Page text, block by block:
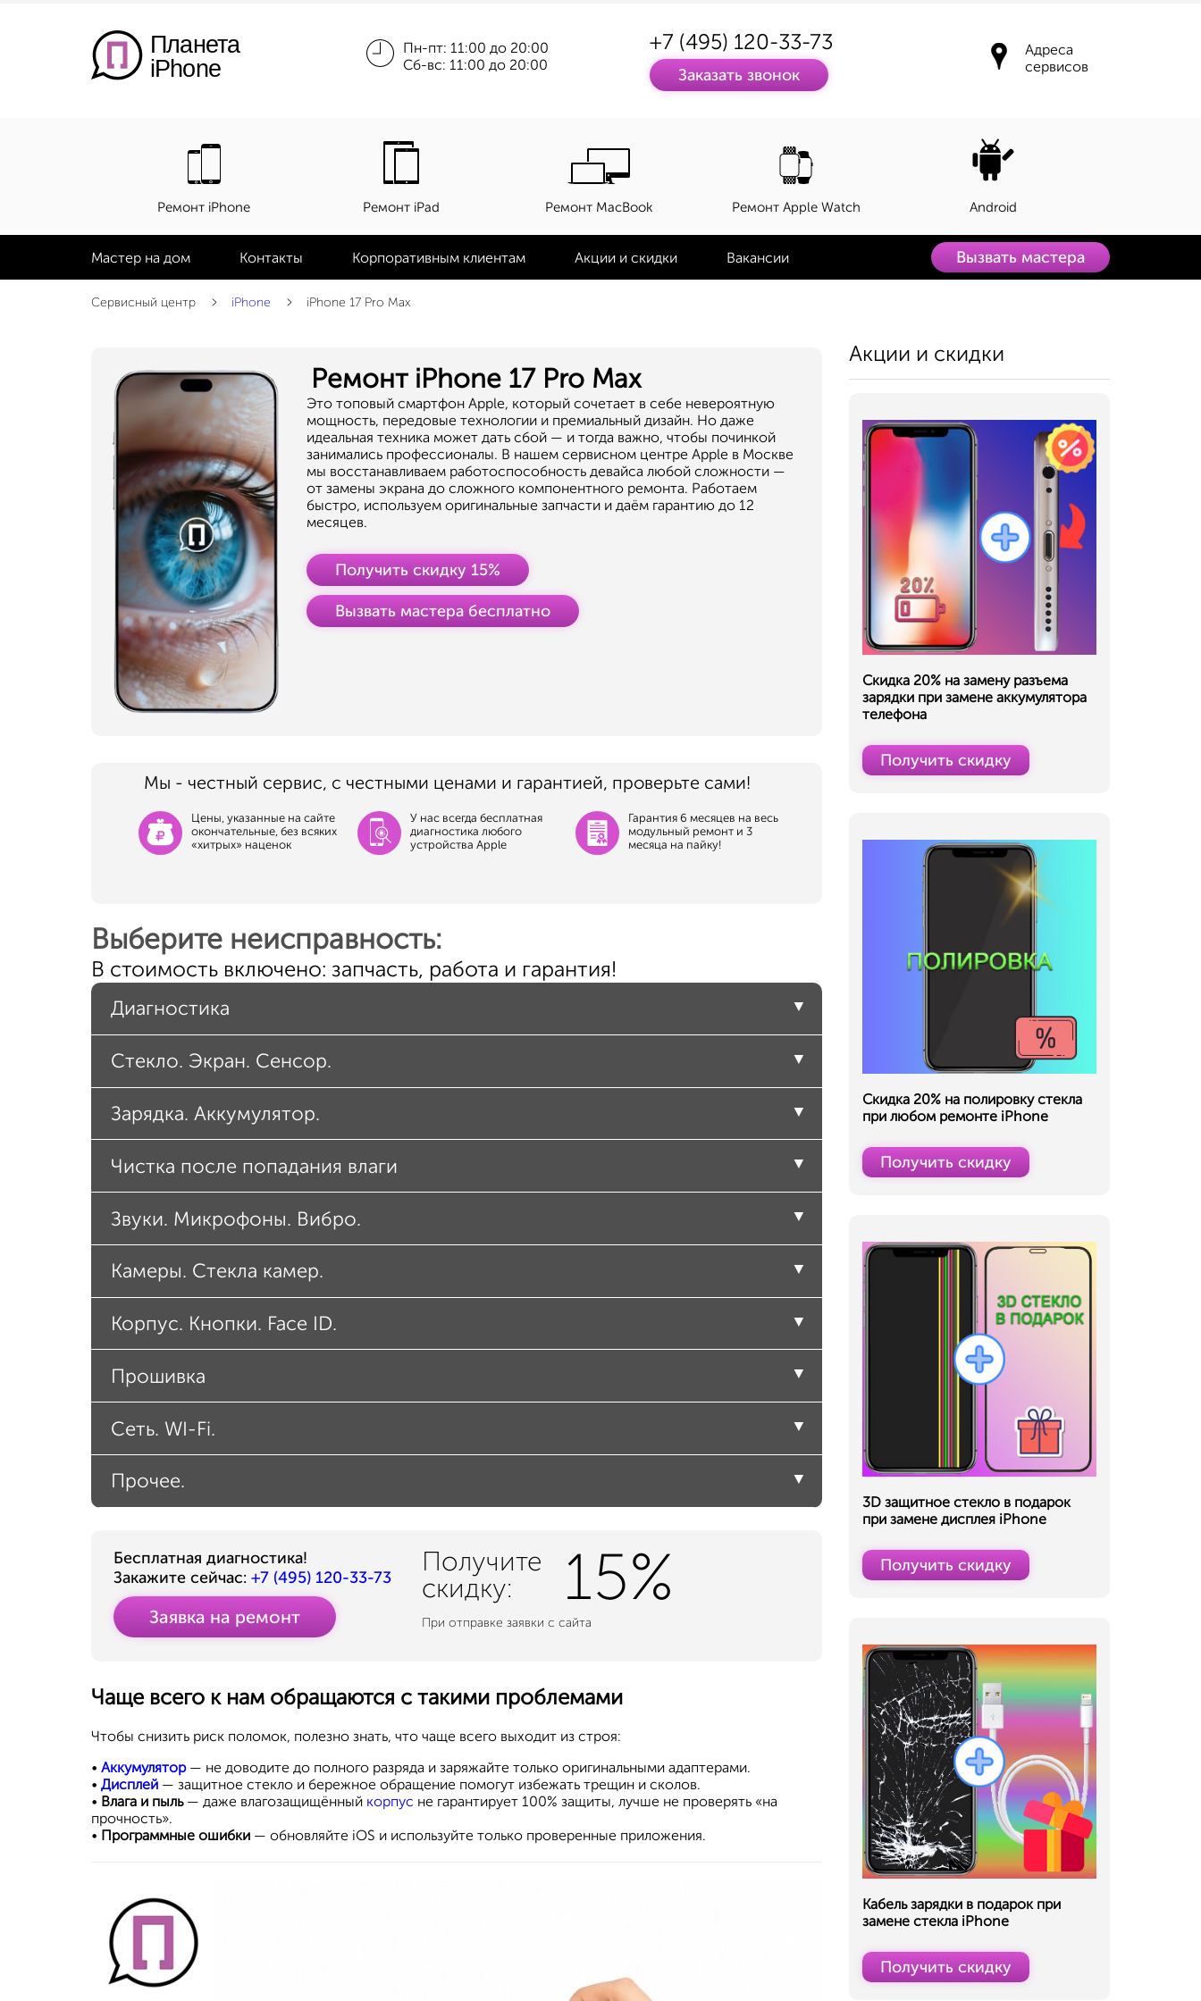
Планета
iPhone
Пн-пт: 11:00 до 20:00
Сб-вс: 11:00 до 20:00
+7 (495) 120-33-73
Заказать звонок
Адреса
сервисов
Ремонт iPhone Ремонт iPad Ремонт MacBook Ремонт Apple Watch Android
Мастер на дом Контакты Корпоративным клиентам Акции и скидки Вакансии Вызвать мастера
Сервисный центр iPhone iPhone 17 Pro Max
Ремонт iPhone 17 Pro Max
Это топовый смартфон Apple, который сочетает в себе невероятную
мощность, передовые технологии и премиальный дизайн. Но даже
идеальная техника может дать сбой — и тогда важно, чтобы починкой
занимались профессионалы. В нашем сервисном центре Apple в Москве
мы восстанавливаем работоспособность девайса любой сложности —
от замены экрана до сложного компонентного ремонта. Работаем
быстро, используем оригинальные запчасти и даём гарантию до 12
месяцев.
Получить скидку 15%
Вызвать мастера бесплатно
Мы - честный сервис, с честными ценами и гарантией, проверьте сами!
Цены, указанные на сайте
окончательные, без всяких
«хитрых» наценок
У нас всегда бесплатная
диагностика любого
устройства Apple
Гарантия 6 месяцев на весь
модульный ремонт и 3
месяца на пайку!
Выберите неисправность:
В стоимость включено: запчасть, работа и гарантия!
Диагностика
Стекло. Экран. Сенсор.
Зарядка. Аккумулятор.
Чистка после попадания влаги
Звуки. Микрофоны. Вибро.
Камеры. Стекла камер.
Корпус. Кнопки. Face ID.
Прошивка
Сеть. WI-Fi.
Прочее.
Бесплатная диагностика!
Закажите сейчас: +7 (495) 120-33-73
Заявка на ремонт
Получите
скидку:
15%
При отправке заявки с сайта
Чаще всего к нам обращаются с такими проблемами
Чтобы снизить риск поломок, полезно знать, что чаще всего выходит из строя:
• Аккумулятор— не доводите до полного разряда и заряжайте только оригинальными адаптерами.
• Дисплей — защитное стекло и бережное обращение помогут избежать трещин и сколов.
• Влага и пыль— даже влагозащищённый корпус не гарантирует 100% защиты, лучше не проверять «на
прочность».
• Программные ошибки — обновляйте iOS и используйте только проверенные приложения.
Акции и скидки
Скидка 20% на замену разъема
зарядки при замене аккумулятора
телефона
Получить скидку
Скидка 20% на полировку стекла
при любом ремонте iPhone
Получить скидку
3D защитное стекло в подарок
при замене дисплея iPhone
Получить скидку
Кабель зарядки в подарок при
замене стекла iPhone
Получить скидку